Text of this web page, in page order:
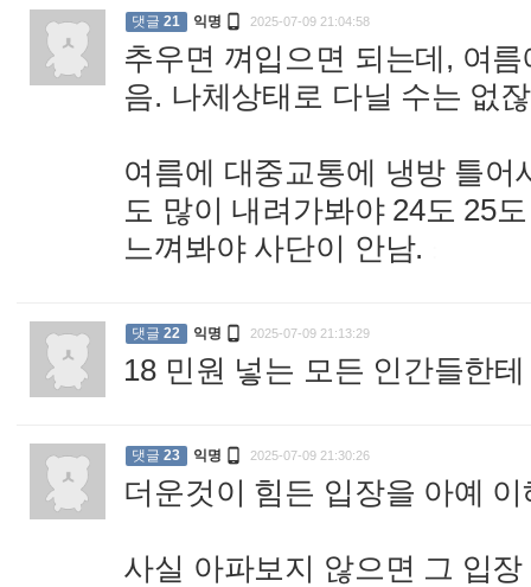
댓글 21 익명  2025-07-09 21:04:58
추우면 껴입으면 되는데, 여
음. 나체상태로 다닐 수는 없
여름에 대중교통에 냉방 틀
도 많이 내려가봐야 24도 25
느껴봐야 사단이 안남.
댓글 22 익명  2025-07-09 21:13:29
18 민원 넣는 모든 인간들한
댓글 23 익명  2025-07-09 21:30:26
더운것이 힘든 입장을 아예
사실 아파보지 않으면 그 입